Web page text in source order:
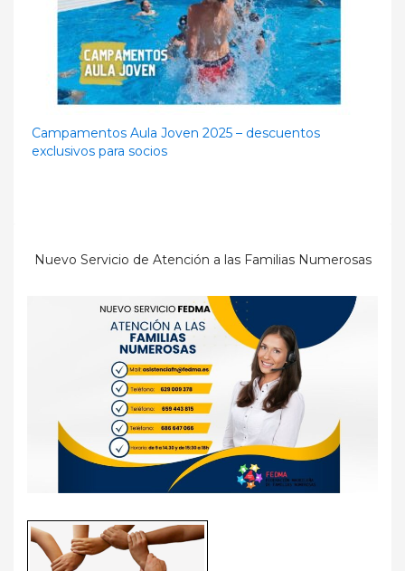
Campamentos Aula Joven 2025 – descuentos
exclusivos para socios
Nuevo Servicio de Atención a las Familias Numerosas